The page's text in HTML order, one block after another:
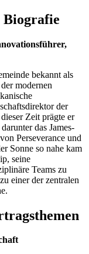
Biografie
bekannt als
modernen
der
Zeit prägte er
das James-
Perseverance und
Sonne so nahe kam
seine
Teams zu
einer der zentralen